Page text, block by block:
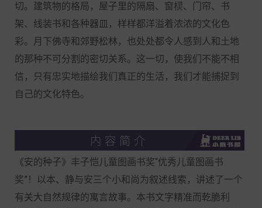
切。建筑物的格局，屋子里的隔扇、窗棂、门帘、书
架、线装书和各种器皿，样样都洋溢着浓浓的文化色
彩。月下佛寺和郊野松林，也处处都令人感到人和土地
的那种不可分割的密切关系。这一切，使我们不能不相
信，只有忠实地描绘我们真正的生活，我们才能捕捉到
自己的文化特色。
《安的种子》丰子恺儿童图画书奖“优秀儿童图画书
奖”！以本、静与安三个小和尚为叙述线索，讲述了一个
有关大自然规律的寓言故事。本书文字精准而乾脆利